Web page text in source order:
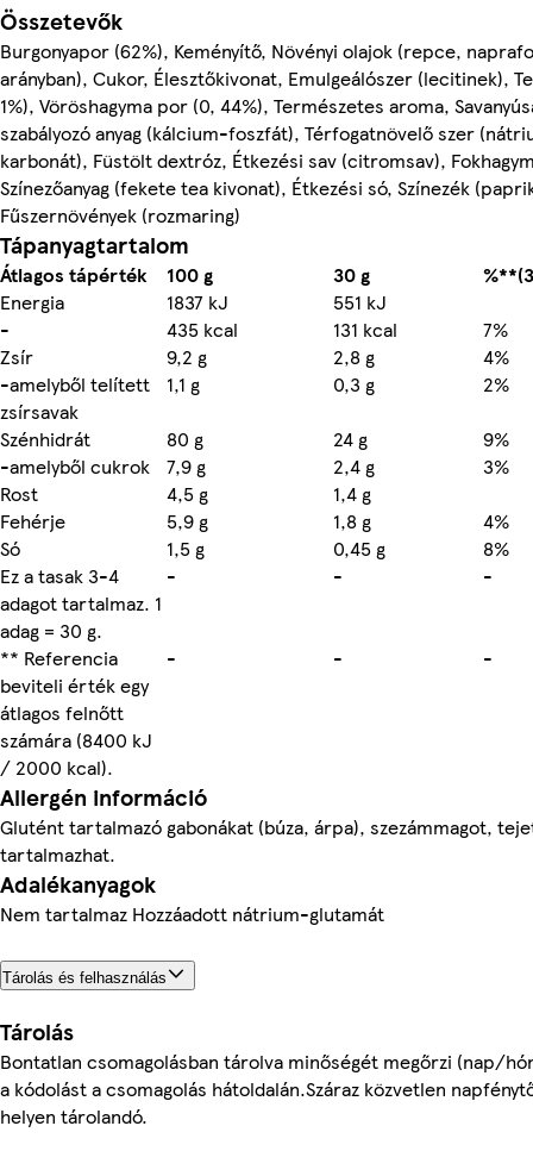
Összetevők
Burgonyapor (62%), Keményítő, Növényi olajok (repce,
arányban), Cukor, Élesztőkivonat, Emulgeálószer (lecitinek),
1%), Vöröshagyma por (0, 44%), Természetes aroma,
szabályozó anyag (kálcium-foszfát), Térfogatnövelő szer
karbonát), Füstölt dextróz, Étkezési sav (citromsav),
Színezőanyag (fekete tea kivonat), Étkezési só, Színezék
Fűszernövények (rozmaring)
Tápanyagtartalom
Átlagos tápérték 100 g 30 g
Energia
1837 kJ
551 kJ
-
435 kcal 131 kcal
7%
Zsír
9,2 g 2,8 g
4%
-amelyből telített
zsírsavak
1,1 g 0,3 g
2%
Szénhidrát
80 g 24 g
9%
-amelyből cukrok
7,9 g 2,4 g
3%
Rost
4,5 g
1,4 g
Fehérje
5,9 g 1,8 g
4%
Só
1,5 g 0,45 g
8%
Ez a tasak 3-4
adagot tartalmaz. 1
adag = 30 g.
- - -
** Referencia
beviteli érték egy
átlagos felnőtt
számára (8400 kJ
/ 2000 kcal).
- - -
Allergén információ
Glutént tartalmazó gabonákat (búza, árpa), szezámmagot,
tartalmazhat.
Adalékanyagok
Nem tartalmaz Hozzáadott nátrium-glutamát
Tárolás és felhasználás
Tárolás
Bontatlan csomagolásban tárolva minőségét megőrzi (nap/
a kódolást a csomagolás hátoldalán.Száraz közvetlen
helyen tárolandó.